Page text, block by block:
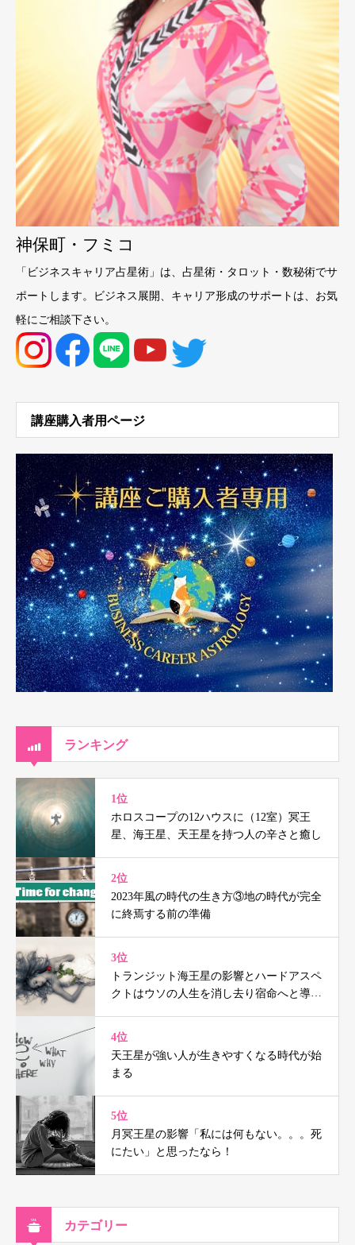
神保町・フミコ
「ビジネスキャリア占星術」は、占星術・タロット・数秘術でサ
ポートします。ビジネス展開、キャリア形成のサポートは、お気
軽にご相談下さい。
講座購入者用ページ
ランキング
1位
ホロスコープの12ハウスに（12室）冥王
星、海王星、天王星を持つ人の辛さと癒し
2位
2023年風の時代の生き方③地の時代が完全
に終焉する前の準備
3位
トランジット海王星の影響とハードアスペ
クトはウソの人生を消し去り宿命へと導く
4位
天王星が強い人が生きやすくなる時代が始
まる
5位
月冥王星の影響「私には何もない。。。死
にたい」と思ったなら！
カテゴリー